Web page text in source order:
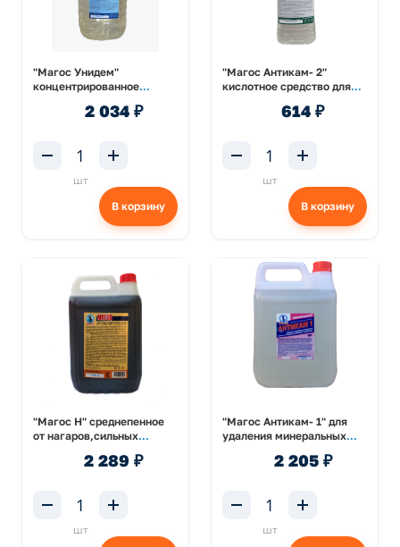
"Магос Унидем"
концентрированное
средство с дез эффектом
2 034 ₽
шт
В корзину
"Магос Антикам- 2"
кислотное средство для
белковых отложений 1л
614 ₽
шт
В корзину
"Магос Н" среднепенное
от нагаров,сильных
отложений 5л2 289 ₽
шт
"Магос Антикам- 1" для
удаления минеральных
2 205 ₽
шт